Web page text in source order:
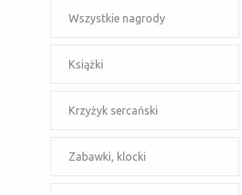
Wszystkie nagrody
Książki
Krzyżyk sercański
Zabawki, klocki